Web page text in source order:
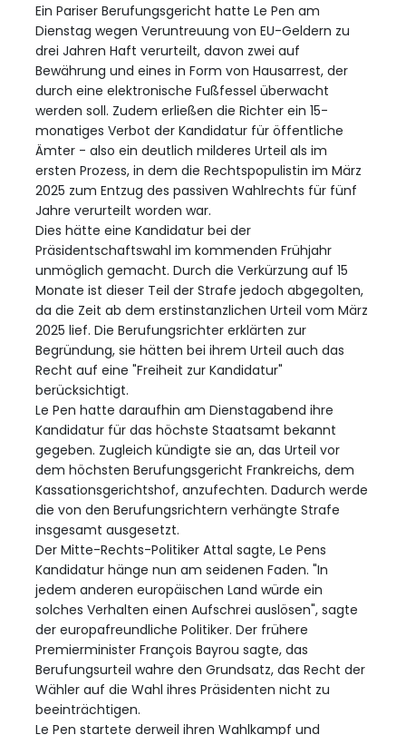
Ein Pariser Berufungsgericht hatte Le Pen am
Dienstag wegen Veruntreuung von EU-Geldern zu
drei Jahren Haft verurteilt, davon zwei auf
Bewährung und eines in Form von Hausarrest, der
durch eine elektronische Fußfessel überwacht
werden soll. Zudem erließen die Richter ein 15-
monatiges Verbot der Kandidatur für öffentliche
Ämter - also ein deutlich milderes Urteil als im
ersten Prozess, in dem die Rechtspopulistin im März
2025 zum Entzug des passiven Wahlrechts für fünf
Jahre verurteilt worden war.
Dies hätte eine Kandidatur bei der
Präsidentschaftswahl im kommenden Frühjahr
unmöglich gemacht. Durch die Verkürzung auf 15
Monate ist dieser Teil der Strafe jedoch abgegolten,
da die Zeit ab dem erstinstanzlichen Urteil vom März
2025 lief. Die Berufungsrichter erklärten zur
Begründung, sie hätten bei ihrem Urteil auch das
Recht auf eine "Freiheit zur Kandidatur"
berücksichtigt.
Le Pen hatte daraufhin am Dienstagabend ihre
Kandidatur für das höchste Staatsamt bekannt
gegeben. Zugleich kündigte sie an, das Urteil vor
dem höchsten Berufungsgericht Frankreichs, dem
Kassationsgerichtshof, anzufechten. Dadurch werde
die von den Berufungsrichtern verhängte Strafe
insgesamt ausgesetzt.
Der Mitte-Rechts-Politiker Attal sagte, Le Pens
Kandidatur hänge nun am seidenen Faden. "In
jedem anderen europäischen Land würde ein
solches Verhalten einen Aufschrei auslösen", sagte
der europafreundliche Politiker. Der frühere
Premierminister François Bayrou sagte, das
Berufungsurteil wahre den Grundsatz, das Recht der
Wähler auf die Wahl ihres Präsidenten nicht zu
beeinträchtigen.
Le Pen startete derweil ihren Wahlkampf und